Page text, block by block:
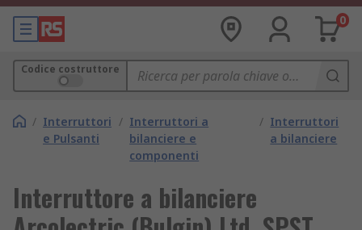
0
Codice costruttore
/ Interruttori
e Pulsanti
/ Interruttori a
bilanciere e
componenti
/ Interruttori
a bilanciere
Interruttore a bilanciere